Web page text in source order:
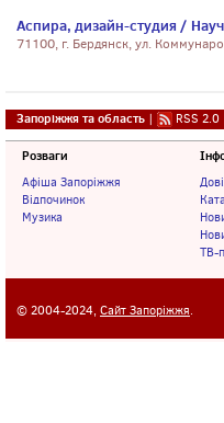
Аспира, дизайн-студия /
71100, г. Бердянск, ул.
Запоріжжя та область | RSS 2.0
Розваги
Афіша Запоріжжя
Відпочинок
Музика
ТВ-
© 2004-2024, Сайт Запоріжжя.